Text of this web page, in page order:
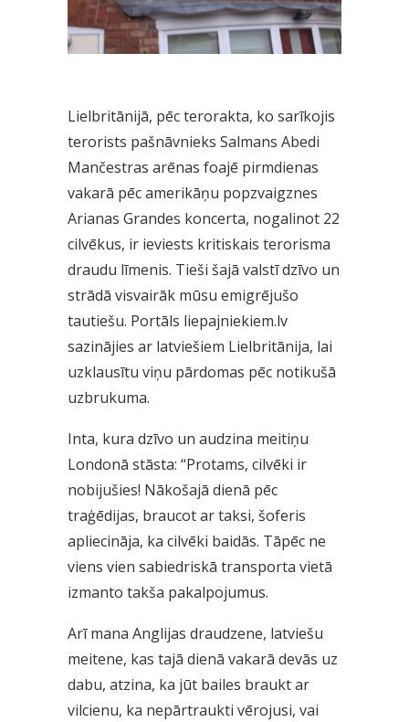
Lielbritānijā, pēc terorakta, ko sarīkojis
terorists pašnāvnieks Salmans Abedi
Mančestras arēnas foajē pirmdienas
vakarā pēc amerikāņu popzvaigznes
Arianas Grandes koncerta, nogalinot 22
cilvēkus, ir ieviests kritiskais terorisma
draudu līmenis. Tieši šajā valstī dzīvo un
strādā visvairāk mūsu emigrējušo
tautiešu. Portāls liepajniekiem.lv
sazinājies ar latviešiem Lielbritānija, lai
uzklausītu viņu pārdomas pēc notikušā
uzbrukuma.
Inta, kura dzīvo un audzina meitiņu
Londonā stāsta: “Protams, cilvēki ir
nobijušies! Nākošajā dienā pēc
traģēdijas, braucot ar taksi, šoferis
apliecināja, ka cilvēki baidās. Tāpēc ne
viens vien sabiedriskā transporta vietā
izmanto takša pakalpojumus.
Arī mana Anglijas draudzene, latviešu
meitene, kas tajā dienā vakarā devās uz
dabu, atzina, ka jūt bailes braukt ar
vilcienu, ka nepārtraukti vērojusi, vai